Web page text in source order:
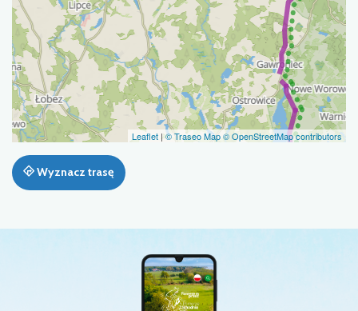
Leaflet | © Traseo Map© OpenStreetMap contributors
Wyznacz trasę